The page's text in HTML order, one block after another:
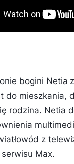
bogini Netia
do mieszkania,
rodzina. Netia
z
Max.